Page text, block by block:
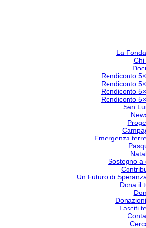
La
Chi
Rendiconto
Rendiconto
Rendiconto
Rendiconto
San
Emergenza
Sostegno a
Un Futuro di
Dona il
Lasciti